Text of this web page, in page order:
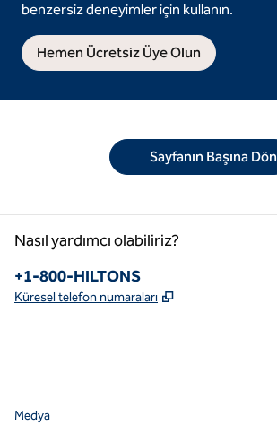
benzersiz deneyimler için kullanın.
Hemen Ücretsiz Üye Olun
Sayfanın Başına Dön
Nasıl yardımcı olabiliriz?
Telefon:
+1-800-HILTONS
Küresel telefon numaraları ,
Medya